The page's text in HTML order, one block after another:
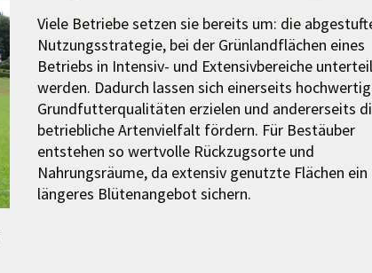
Viele Betriebe setzen sie bereits um: die
Nutzungsstrategie, bei der Grünlandflächen eines
Betriebs in Intensiv- und Extensivbereiche
werden. Dadurch lassen sich einerseits
Grundfutterqualitäten erzielen und andererseits
betriebliche Artenvielfalt fördern. Für Bestäuber
entstehen so wertvolle Rückzugsorte und
Nahrungsräume, da extensiv genutzte Flächen ein
längeres Blütenangebot sichern.